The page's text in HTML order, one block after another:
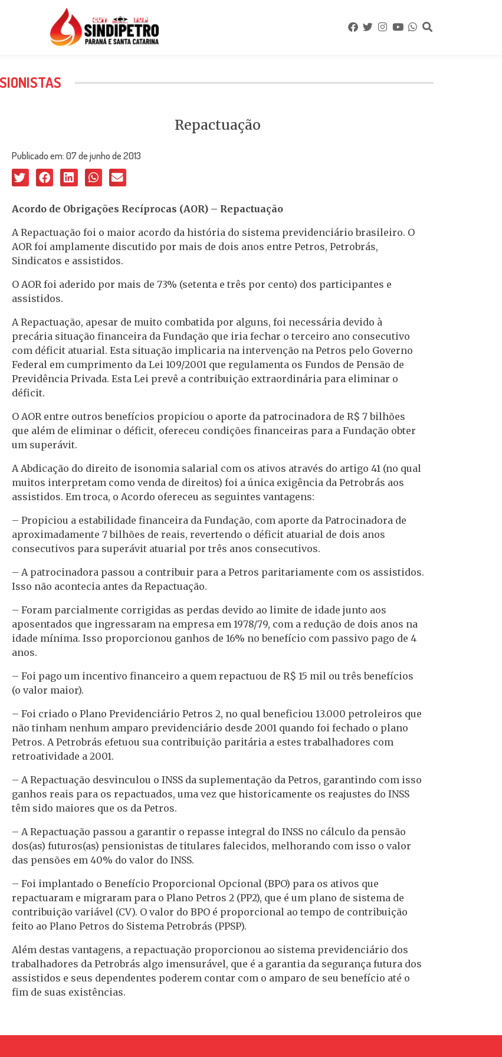
Repactuação
Publicado em:07 de junho de 2013
Acordo de Obrigações Recíprocas (AOR) – Repactuação
A Repactuação foi o maior acordo da história do sistema previdenciário brasileiro. O
AOR foi amplamente discutido por mais de dois anos entre Petros, Petrobrás,
Sindicatos e assistidos.
O AOR foi aderido por mais de 73% (setenta e três por cento) dos participantes e
assistidos.
A Repactuação, apesar de muito combatida por alguns, foi necessária devido à
precária situação financeira da Fundação que iria fechar o terceiro ano consecutivo
com déficit atuarial. Esta situação implicaria na intervenção na Petros pelo Governo
Federal em cumprimento da Lei 109/2001 que regulamenta os Fundos de Pensão de
Previdência Privada. Esta Lei prevê a contribuição extraordinária para eliminar o
déficit.
O AOR entre outros benefícios propiciou o aporte da patrocinadora de R$ 7 bilhões
que além de eliminar o déficit, ofereceu condições financeiras para a Fundação obter
um superávit.
A Abdicação do direito de isonomia salarial com os ativos através do artigo 41 (no qual
muitos interpretam como venda de direitos) foi a única exigência da Petrobrás aos
assistidos. Em troca, o Acordo ofereceu as seguintes vantagens:
– Propiciou a estabilidade financeira da Fundação, com aporte da Patrocinadora de
aproximadamente 7 bilhões de reais, revertendo o déficit atuarial de dois anos
consecutivos para superávit atuarial por três anos consecutivos.
– A patrocinadora passou a contribuir para a Petros paritariamente com os assistidos.
Isso não acontecia antes da Repactuação.
– Foram parcialmente corrigidas as perdas devido ao limite de idade junto aos
aposentados que ingressaram na empresa em 1978/79, com a redução de dois anos na
idade mínima. Isso proporcionou ganhos de 16% no benefício com passivo pago de 4
anos.
– Foi pago um incentivo financeiro a quem repactuou de R$ 15 mil ou três benefícios
(o valor maior).
– Foi criado o Plano Previdenciário Petros 2, no qual beneficiou 13.000 petroleiros que
não tinham nenhum amparo previdenciário desde 2001 quando foi fechado o plano
Petros. A Petrobrás efetuou sua contribuição paritária a estes trabalhadores com
retroatividade a 2001.
– A Repactuação desvinculou o INSS da suplementação da Petros, garantindo com isso
ganhos reais para os repactuados, uma vez que historicamente os reajustes do INSS
têm sido maiores que os da Petros.
– A Repactuação passou a garantir o repasse integral do INSS no cálculo da pensão
dos(as) futuros(as) pensionistas de titulares falecidos, melhorando com isso o valor
das pensões em 40% do valor do INSS.
– Foi implantado o Benefício Proporcional Opcional (BPO) para os ativos que
repactuaram e migraram para o Plano Petros 2 (PP2), que é um plano de sistema de
contribuição variável (CV). O valor do BPO é proporcional ao tempo de contribuição
feito ao Plano Petros do Sistema Petrobrás (PPSP).
Além destas vantagens, a repactuação proporcionou ao sistema previdenciário dos
trabalhadores da Petrobrás algo imensurável, que é a garantia da segurança futura dos
assistidos e seus dependentes poderem contar com o amparo de seu benefício até o
fim de suas existências.